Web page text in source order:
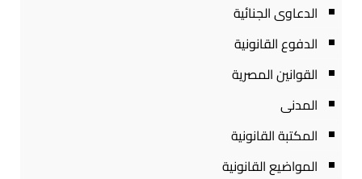
الدعاوى الجنائية
الدفوع القانونية
القوانين المصرية
المدنى
المكتبة القانونية
المواضيع القانونية